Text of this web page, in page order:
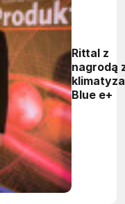
Rittal z
nagrodą
Blue e+